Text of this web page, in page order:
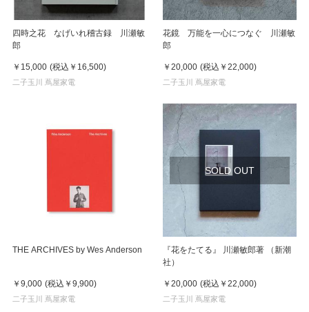
四時之花 なげいれ稽古録 川瀬敏
郎
￥15,000 (税込 ￥16,500)
二子玉川 蔦屋家電
花鏡 万能を一心につなぐ 川瀬敏
郎
￥20,000 (税込 ￥22,000)
二子玉川 蔦屋家電
THE ARCHIVES by Wes Anderson
￥9,000 (税込 ￥9,900)
二子玉川 蔦屋家電
SOLD OUT
『花をたてる』 川瀬敏郎著 （新潮
社）
￥20,000 (税込 ￥22,000)
二子玉川 蔦屋家電